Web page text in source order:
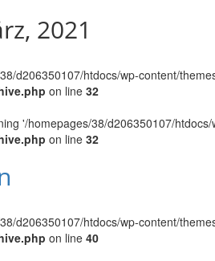
2021
d206350107/htdocs/wp-content/
on line 32
'/homepages/38/d206350107/
on line 32
d206350107/htdocs/wp-content/
on line 40